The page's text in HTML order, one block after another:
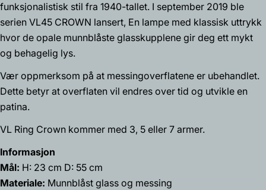
funksjonalistisk stil fra 1940-tallet. I september 2019 ble
serien VL45 CROWN lansert, En lampe med klassisk uttrykk
hvor de opale munnblåste glasskupplene gir deg ett mykt
og behagelig lys.
Vær oppmerksom på at messingoverflatene er ubehandlet.
Dette betyr at overflaten vil endres over tid og utvikle en
patina.
VL Ring Crown kommer med 3, 5 eller 7 armer.
Informasjon
Mål: H: 23 cm D: 55 cm
Materiale: Munnblåst glass og messing
Del dette produktet
Kopiere
på
Facebook
Del
Navnet
ditt
Din
epost
Din
telefon
beskjed
Feltene merket med * er obligatoriske.